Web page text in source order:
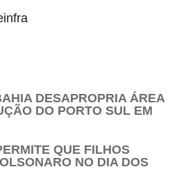
DESAPROPRIA ÁREA
DO PORTO SUL EM
QUE FILHOS
NO DIA DOS